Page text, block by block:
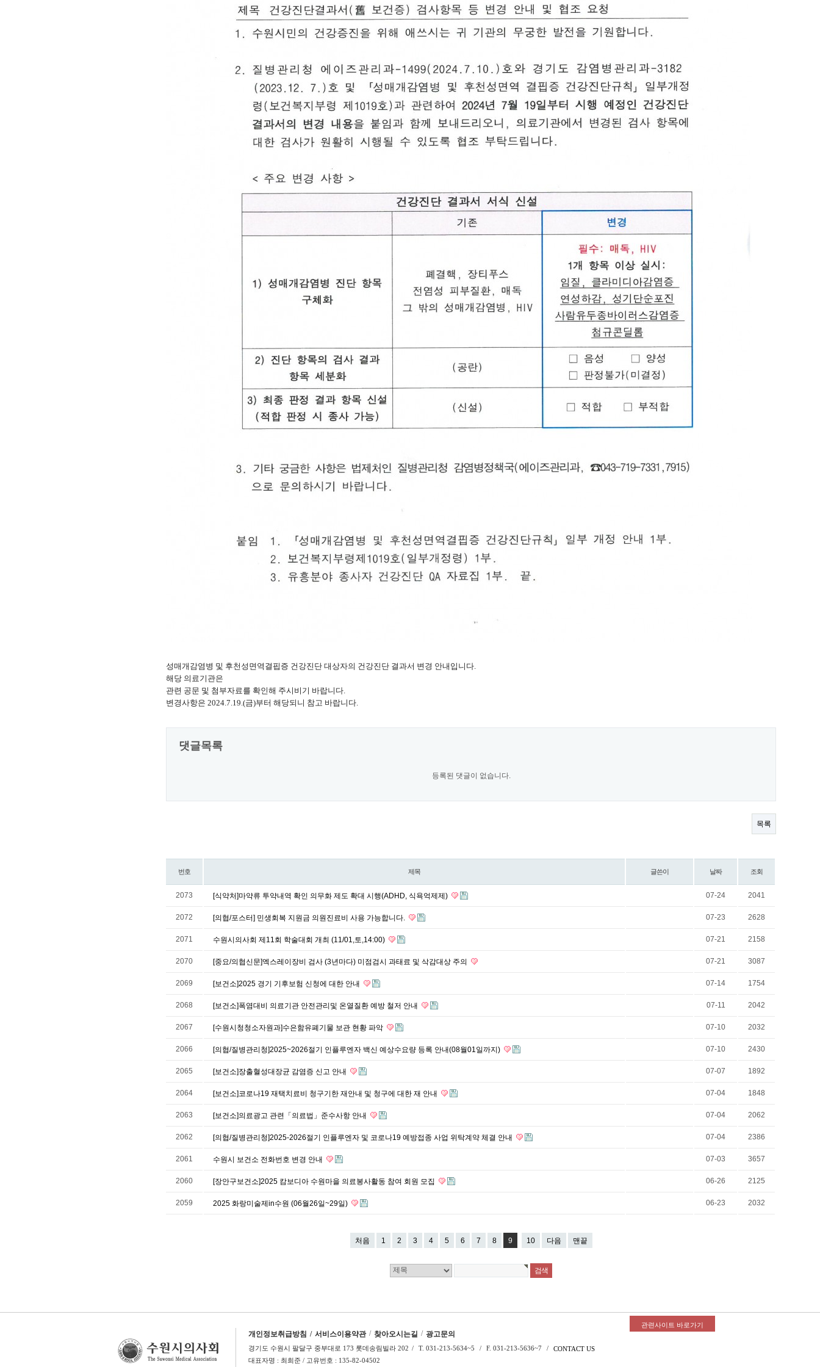
성매개감염병 및 후천성면역결핍증 건강진단 대상자의 건강진단 결과서 변경 안내입니다.
해당 의료기관은
관련 공문 및 첨부자료를 확인해 주시비기 바랍니다.
변경사항은 2024.7.19.(금)부터 해당되니 참고 바랍니다.
댓글목록
등록된 댓글이 없습니다.
목록
번호 제목 글쓴이 날짜 조회
2073 [식약처]마약류 투약내역 확인 의무화 제도 확대 시행(ADHD, 식욕억제제) 07-24 2041
2072 [의협/포스터] 민생회복 지원금 의원진료비 사용 가능합니다. 07-23 2628
2071 수원시의사회 제11회 학술대회 개최 (11/01,토,14:00) 07-21 2158
2070 [중요/의협신문]엑스레이장비 검사 (3년마다) 미점검시 과태료 및 삭감대상 주의 07-21 3087
2069 [보건소]2025 경기 기후보험 신청에 대한 안내 07-14 1754
2068 [보건소]폭염대비 의료기관 안전관리및 온열질환 예방 철저 안내 07-11 2042
2067 [수원시청청소자원과]수은함유폐기물 보관 현황 파악 07-10 2032
2066 [의협/질병관리청]2025~2026절기 인플루엔자 백신 예상수요량 등록 안내(08월01일까지) 07-10 2430
2065 [보건소]장출혈성대장균 감염증 신고 안내 07-07 1892
2064 [보건소]코로나19 재택치료비 청구기한 재안내 및 청구에 대한 재 안내 07-04 1848
2063 [보건소]의료광고 관련「의료법」준수사항 안내 07-04 2062
2062 [의협/질병관리청]2025-2026절기 인플루엔자 및 코로나19 예방접종 사업 위탁계약 체결 안내 07-04 2386
2061 수원시 보건소 전화번호 변경 안내 07-03 3657
2060 [장안구보건소]2025 캄보디아 수원마을 의료봉사활동 참여 회원 모집 06-26 2125
2059 2025 화랑미술제in수원 (06월26일~29일) 06-23 2032
처음 1 2 3 4 5 6 7 8 9 10 다음 맨끝
개인정보취급방침 / 서비스이용약관 / 찾아오시는길 / 광고문의
경기도 수원시 팔달구 중부대로 173 롯데송림빌라 202 / T. 031-213-5634~5 / F. 031-213-5636~7 /
CONTACT US
대표자명 : 최희준 / 고유번호 : 135-82-04502
관련사이트 바로가기